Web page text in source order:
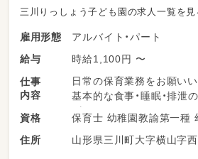
三川りっしょう子ども園の求人一覧を見
雇用形態
アルバイト・パート
給与
時給1,100円 〜
仕事
内容
日常の保育業務をお願いい
基本的な食事・睡眠・排泄
が、
職員が子ども達と一緒に
何よりも大事としています
資格
住所
山形県三川町大字横山字